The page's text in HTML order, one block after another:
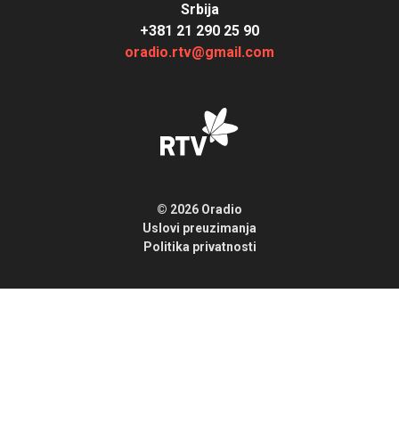
Srbija
+381 21 290 25 90
oradio.rtv@gmail.com
© 2026 Oradio
Uslovi preuzimanja
Politika privatnosti